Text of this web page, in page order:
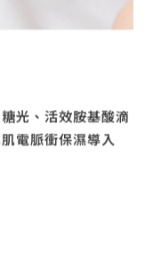
光、活效胺基酸滴
電脈衝保濕導入